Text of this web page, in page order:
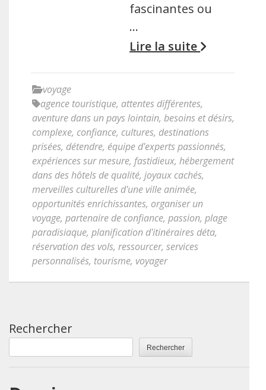
fascinantes ou
…
Lire la suite
voyage
agence touristique, attentes différentes,
aventure dans un pays lointain, besoins et désirs,
complexe, confiance, cultures, destinations
prisées, détendre, équipe d'experts passionnés,
expériences sur mesure, fastidieux, hébergement
dans des hôtels de qualité, joyaux cachés,
merveilles culturelles d'une ville animée,
opportunités enrichissantes, organiser un
voyage, partenaire de confiance, passion, plage
paradisiaque, planification d'itinéraires déta,
réservation des vols, ressourcer, services
personnalisés, tourisme, voyager
Rechercher
Rechercher